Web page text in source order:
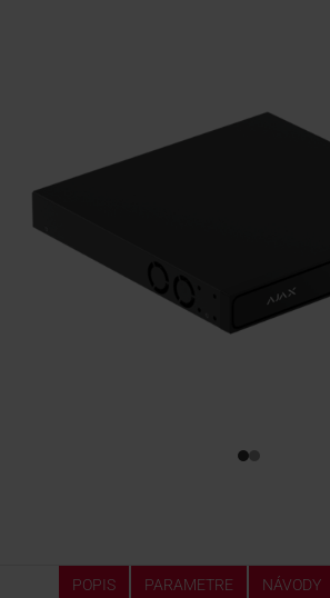
POPIS PARAMETRE NÁVODY